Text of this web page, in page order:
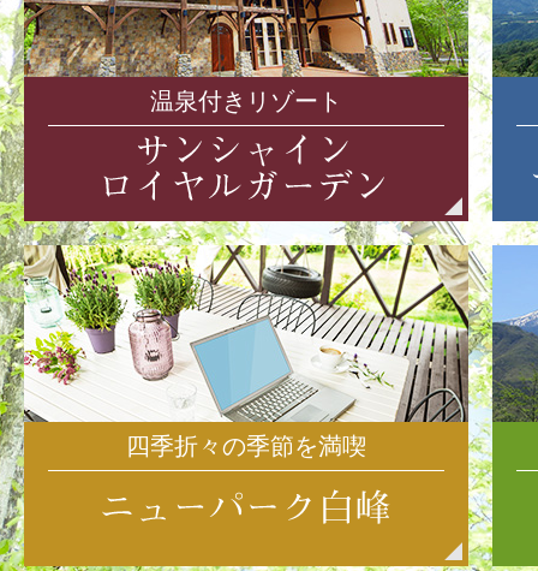
温泉付きリゾート
四季折々の季節を満喫